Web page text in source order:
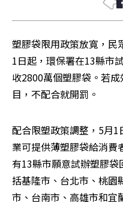
塑膠袋限用政策放寬，民
1日起，環保署在13縣市
收2800萬個塑膠袋。若
目，不配合就開罰。
配合限塑政策調整，5月
業可提供薄塑膠袋給消費
有13縣市願意試辦塑膠
括基隆市、台北市、桃園
市、台南市、高雄市和宜